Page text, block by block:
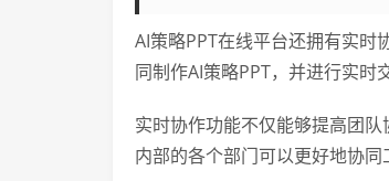
AI策略PPT在线平台还拥有实
同制作AI策略PPT，并进行实时
实时协作功能不仅能够提高团
内部的各个部门可以更好地协同